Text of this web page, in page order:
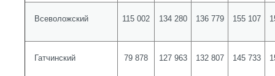
Всеволожский 115 002 134 280 136 779 155 107
Гатчинский 79 878 127 963 132 807 145 733